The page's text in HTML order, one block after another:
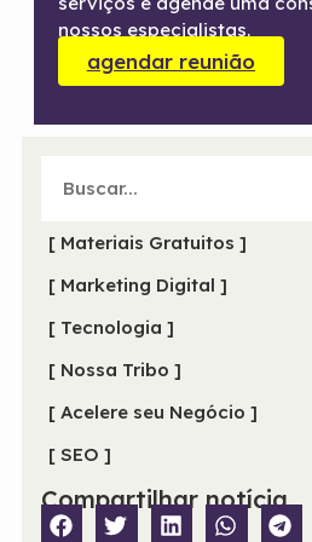
nossos especialistas.
agendar reunião
[ Materiais Gratuitos ]
[ Marketing Digital ]
[ Tecnologia ]
[ Nossa Tribo ]
[ Acelere seu Negócio ]
[ SEO ]
Compartilhar notícia